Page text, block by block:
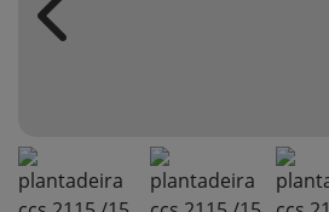
Previous